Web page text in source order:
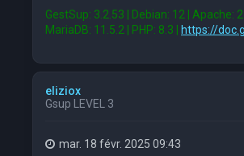
GestSup: 3.2.53 | Debian: 12 | Apache:
MariaDB: 11.5.2 | PHP: 8.3 |
https://
eliziox
Gsup LEVEL 3
mar. 18 févr. 2025 09:43